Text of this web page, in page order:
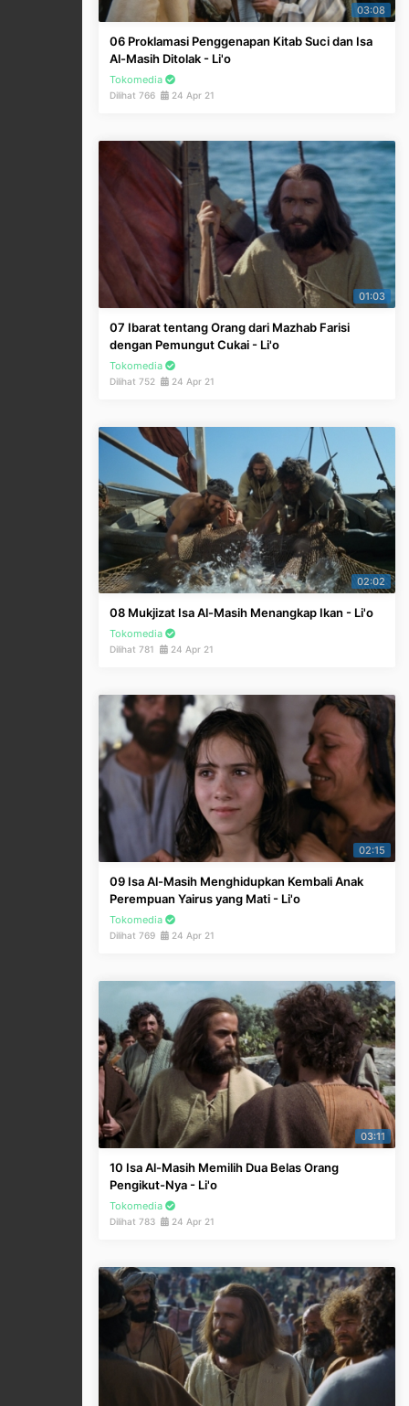
03:08
06 Proklamasi Penggenapan Kitab Suci dan Isa
Al-Masih Ditolak - Li'o
Tokomedia
Dilihat 766 24 Apr 21
01:03
07 Ibarat tentang Orang dari Mazhab Farisi
dengan Pemungut Cukai - Li'o
Tokomedia
Dilihat 752 24 Apr 21
02:02
08 Mukjizat Isa Al-Masih Menangkap Ikan - Li'o
Tokomedia
Dilihat 781 24 Apr 21
02:15
09 Isa Al-Masih Menghidupkan Kembali Anak
Perempuan Yairus yang Mati - Li'o
Tokomedia
Dilihat 769 24 Apr 21
03:11
10 Isa Al-Masih Memilih Dua Belas Orang
Pengikut-Nya - Li'o
Tokomedia
Dilihat 783 24 Apr 21